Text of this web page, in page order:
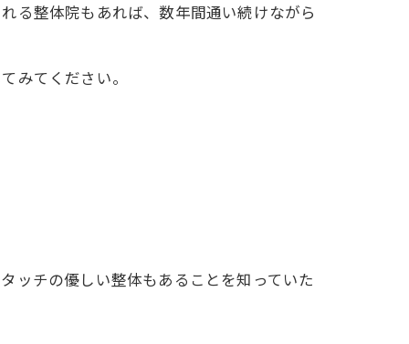
る整体院もあれば、数年間通い続けながら
みてください。
ッチの優しい整体もあることを知っていた